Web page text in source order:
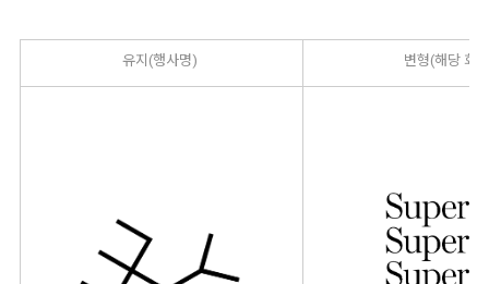
유지(행사명) 변형(해당 회